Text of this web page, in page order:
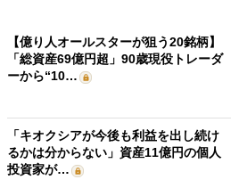
【億り人オールスターが狙う20銘柄】
「総資産69億円超」90歳現役トレーダ
ーから“10…
「キオクシアが今後も利益を出し続け
るかは分からない」資産11億円の個人
投資家が…